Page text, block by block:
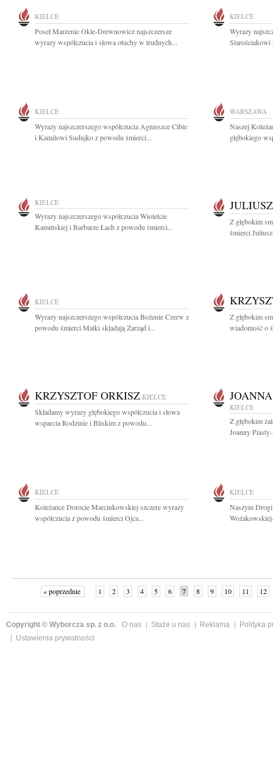
KIELCE
Poseł Marzenie Okle-Drewnowicz najszczersze
wyrazy współczucia i słowa otuchy w trudnych...
KIELCE
Wyrazy
Starościakowi
KIELCE
Wyrazy najszczerszego współczucia Agnieszce Cibie
i Kamilowi Sudujko z powodu śmierci...
WARSZAWA
Naszej
głębokiego
KIELCE
Wyrazy najszczerszego współczucia Wioletcie
Kamińskiej i Barbarze Łach z powodu śmierci...
Z głębokim
śmierci
KIELCE
Wyrazy najszczerszego współczucia Bożenie Czerw z
powodu śmierci Matki składają Zarząd i...
Z głębokim
wiadomość o
KRZYSZTOF ORKISZ KIELCE
Składamy wyrazy głębokiego współczucia i słowa
wsparcia Rodzinie i Bliskim z powodu...
KIELCE
Z głębokim
Joanny
KIELCE
Koleżance Dorocie Marcinkowskiej szczere wyrazy
współczucia z powodu śmierci Ojca...
KIELCE
Naszym
« poprzednie 1 2 3 4 5 6 7 8 9 10 11 12
Copyright © Wyborcza sp. z o.o. O nas Staże u nas Reklama
Polityka
Ustawienia prywatności